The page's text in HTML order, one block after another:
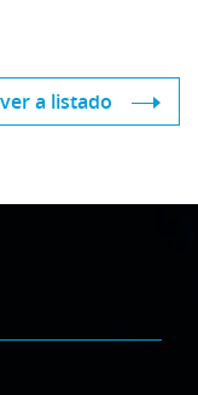
a listado